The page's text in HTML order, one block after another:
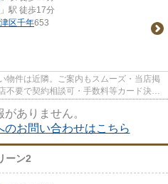
」駅 徒歩17分
区千年653
物件は近隣。ご案内もスムーズ・当店掲
不要で契約相談可・手数料等カード決済
ありません。
のお問い合わせはこちら
ーン2